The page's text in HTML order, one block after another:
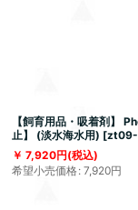
【飼育用品・吸着剤】
止】 (淡水海水用) [zt09-
7,920円(税込)
希望小売価格: 7,920円